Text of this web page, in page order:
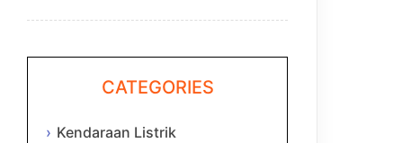
CATEGORIES
Kendaraan Listrik